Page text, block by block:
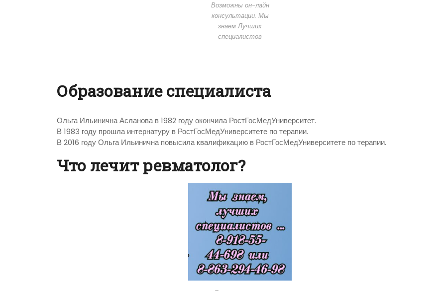
Возможны он-лайн
консультации. Мы
знаем Лучших
специалистов
Образование специалиста
Ольга Ильинична Асланова в 1982 году окончила РостГосМедУниверситет.
В 1983 году прошла интернатуру в РостГосМедУниверситете по терапии.
В 2016 году Ольга Ильинична повысила квалификацию в РостГосМедУниверситете по терапии.
Что лечит ревматолог?